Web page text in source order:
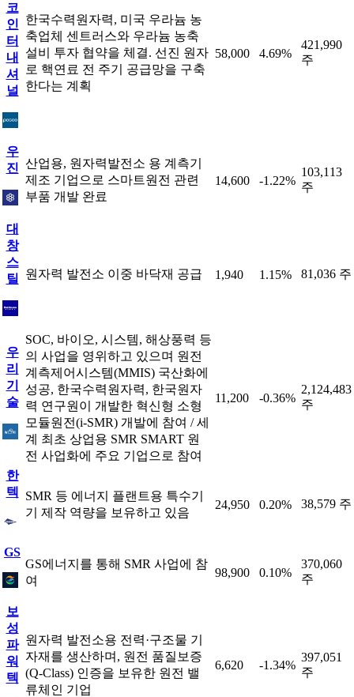
코
인
터
내
셔
널
한국수력원자력, 미국 우라늄 농
축업체 센트러스와 우라늄 농축
설비 투자 협약을 체결. 선진 원자
로 핵연료 전 주기 공급망을 구축
한다는 계획
58,000 4.69%
421,990
주
우
진 산업용, 원자력발전소 용 계측기
제조 기업으로 스마트원전 관련
부품 개발 완료
14,600 -1.22%
103,113
주
대
창
스
틸
원자력 발전소 이중 바닥재 공급 1,940 1.15% 81,036 주
우
리
기
술
SOC, 바이오, 시스템, 해상풍력 등
의 사업을 영위하고 있으며 원전
계측제어시스템(MMIS) 국산화에
성공, 한국수력원자력, 한국원자
력 연구원이 개발한 혁신형 소형
모듈원전(i-SMR) 개발에 참여 / 세
계 최초 상업용 SMR SMART 원
전 사업화에 주요 기업으로 참여
11,200 -0.36%
2,124,483
주
한
텍
SMR 등 에너지 플랜트용 특수기
기 제작 역량을 보유하고 있음
24,950 0.20% 38,579 주
GS
GS에너지를 통해 SMR 사업에 참
여
98,900 0.10%
370,060
주
보
성
파
워
텍
원자력 발전소용 전력·구조물 기
자재를 생산하며, 원전 품질보증
(Q-Class) 인증을 보유한 원전 밸
류체인 기업
6,620 -1.34%
397,051
주